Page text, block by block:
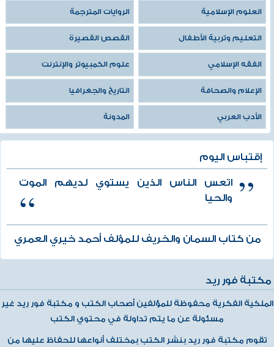
العلوم الإسلامية الروايات المترجمة
التعليم وتربية الأطفال القصص القصيرة
الفقه الإسلامي علوم الكمبيوتر والإنترنت
الإعلام والصحافة التاريخ والجغرافيا
الأدب العربي المدونة
إقتباس اليوم
اتعس الناس الذين يستوي لديهم الموت
والحيا
من كتاب السمان والخريف للمؤلف أحمد خيري العمري
مكتبة فور ريد
الملكية الفكرية محفوظة للمؤلفين أصحاب الكتب و مكتبة فور ريد غير
مسئولة عن ما يتم تداولة في محتوي الكتب
تقوم مكتبة فور ريد بنشر الكتب بمختلف أنواعها للحفاظ عليها من